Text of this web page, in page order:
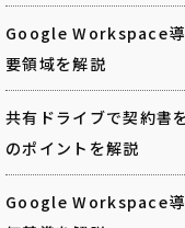
Google Workspace導
要領域を解説
共有ドライブで契約書
のポイントを解説
Google Workspace導